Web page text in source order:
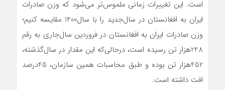
است. این تغییرات زمانی ملموس‌تر می‌شود که وزن صادرات
ایران به افغانستان در سال‌جدید را با سال‌1400 مقایسه کنیم؛
وزن صادرات ایران به افغانستان در فروردین سال‌جاری به رقم
248‌هزار تن رسیده است، درحالی‌که این مقدار در سال‌گذشته،
452‌هزار تن بوده و طبق محاسبات همین سازمان، 45‌درصد
افت داشته است.